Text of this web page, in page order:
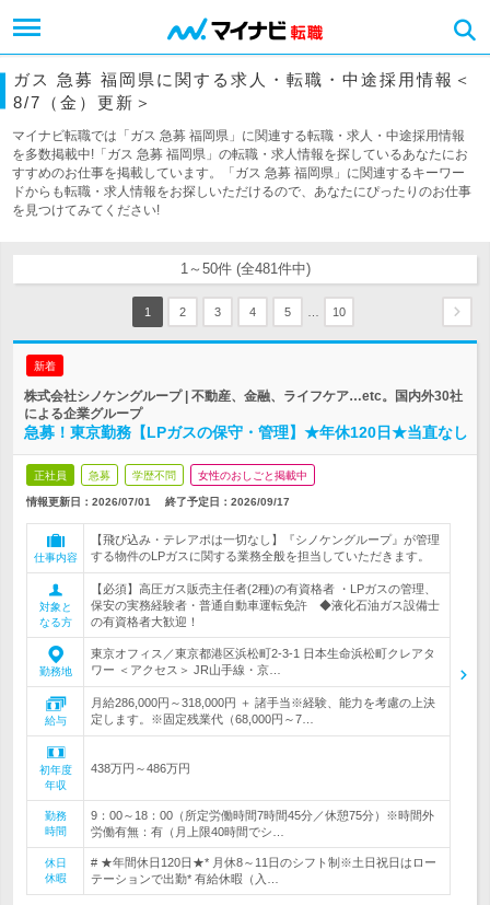
ガス 急募 福岡県に関する求人・転職・中途採用情報＜
8/7（金）更新＞
マイナビ転職では「ガス 急募 福岡県」に関連する転職・求人・中途採用情報
を多数掲載中!「ガス 急募 福岡県」の転職・求人情報を探しているあなたにお
すすめのお仕事を掲載しています。「ガス 急募 福岡県」に関連するキーワー
ドからも転職・求人情報をお探しいただけるので、あなたにぴったりのお仕事
を見つけてみてください!
1～50件 (全481件中)
1 2 3 4 5 10
新着
株式会社シノケングループ | 不動産、金融、ライフケア…etc。国内外30社
による企業グループ
急募！東京勤務【LPガスの保守・管理】★年休120日★当直なし
正社員 急募 学歴不問 女性のおしごと掲載中
情報更新日：2026/07/01 終了予定日： 2026/09/17
仕事内容
【飛び込み・テレアポは一切なし】『シノケングループ』が管理
する物件のLPガスに関する業務全般を担当していただきます。
対象と
なる方
【必須】高圧ガス販売主任者(2種)の有資格者 ・LPガスの管理、
保安の実務経験者・普通自動車運転免許 ◆液化石油ガス設備士
の有資格者大歓迎！
勤務地
東京オフィス／東京都港区浜松町2-3-1 日本生命浜松町クレアタ
ワー ＜アクセス＞ JR山手線・京…
給与
月給286,000円～318,000円 ＋ 諸手当※経験、能力を考慮の上決
定します。※固定残業代（68,000円～7…
初年度
年収
438万円～486万円
勤務
時間
9：00～18：00（所定労働時間7時間45分／休憩75分）※時間外
労働有無：有（月上限40時間でシ…
休日
休暇
# ★年間休日120日★* 月休8～11日のシフト制※土日祝日はロー
テーションで出勤* 有給休暇（入…